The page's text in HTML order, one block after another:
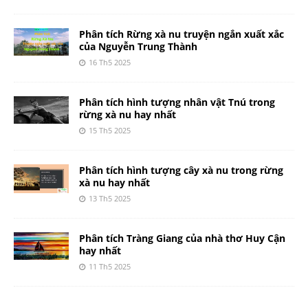
Phân tích Rừng xà nu truyện ngắn xuất xắc
của Nguyễn Trung Thành
16 Th5 2025
Phân tích hình tượng nhân vật Tnú trong
rừng xà nu hay nhất
15 Th5 2025
Phân tích hình tượng cây xà nu trong rừng
xà nu hay nhất
13 Th5 2025
Phân tích Tràng Giang của nhà thơ Huy Cận
hay nhất
11 Th5 2025